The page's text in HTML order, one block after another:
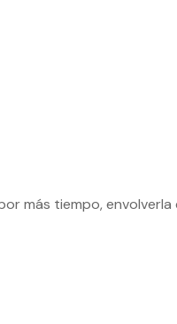
más tiempo,